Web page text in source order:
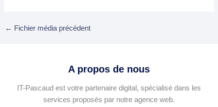
← Fichier média précédent
A propos de nous
IT-Pascaud est votre partenaire digital, spécialisé dans les
services proposés par notre agence web.